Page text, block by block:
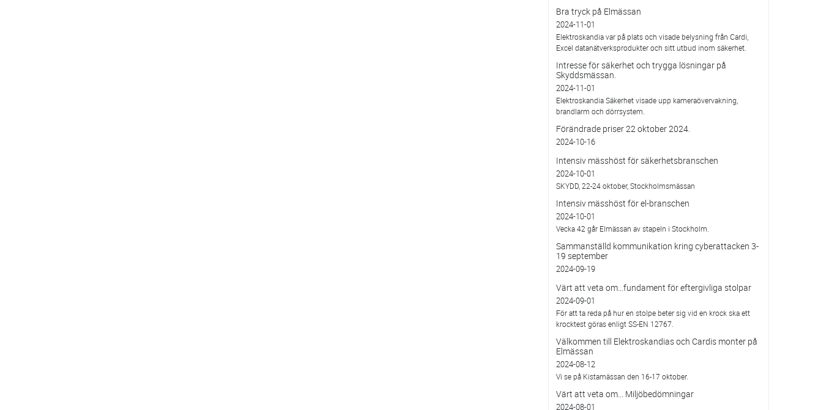
Bra tryck på Elmässan
2024-11-01
Elektroskandia var på plats och visade belysning från Cardi,
Excel datanätverksprodukter och sitt utbud inom säkerhet.
Intresse för säkerhet och trygga lösningar på
Skyddsmässan.
2024-11-01
Elektroskandia Säkerhet visade upp kameraövervakning,
brandlarm och dörrsystem.
Förändrade priser 22 oktober 2024.
2024-10-16
Intensiv mässhöst för säkerhetsbranschen
2024-10-01
SKYDD, 22-24 oktober, Stockholmsmässan
Intensiv mässhöst för el-branschen
2024-10-01
Vecka 42 går Elmässan av stapeln i Stockholm.
Sammanställd kommunikation kring cyberattacken 3-
19 september
2024-09-19
Värt att veta om…fundament för eftergivliga stolpar
2024-09-01
För att ta reda på hur en stolpe beter sig vid en krock ska ett
krocktest göras enligt SS-EN 12767.
Välkommen till Elektroskandias och Cardis monter på
Elmässan
2024-08-12
Vi se på Kistamässan den 16-17 oktober.
Värt att veta om... Miljöbedömningar
2024-08-01